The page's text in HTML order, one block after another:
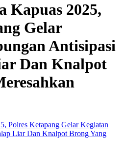
Kapuas 2025,
Gelar
Antisipasi
Dan Knalpot